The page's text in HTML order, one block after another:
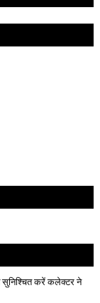
सुनिश्चित करें कलेक्टर ने